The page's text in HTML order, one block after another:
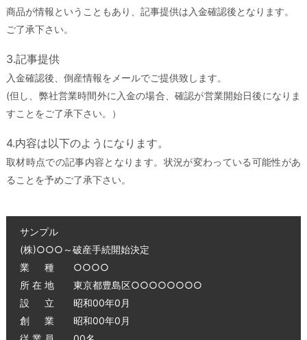
商品が情報ということもあり、記事提供は入金確認後となります。
ご了承下さい。
3.記事提供
入金確認後、倒産情報をメールでご提供致します。
(但し、弊社営業時間外に入金の場合、確認が営業開始日後になりま
すことをご了承下さい。）
4.内容は以下のようになります。
取材時点での記事内容となります。状況が変わっている可能性があ
ることを予めご了承下さい。
サンプル
(株)○○○～破産手続開始決定
業 種 ○○○○
所 在 地 東京都豊島区○○○○○○○○
設 立 昭和00年0月
創 業 昭和00年0月